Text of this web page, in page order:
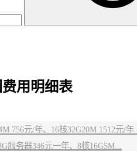
用明细表
756元/年、16核32G20M 1512元/年...
服务器346元一年、8核16G5M...